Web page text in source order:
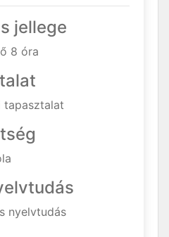
jellege
8 óra
tapasztalat
nyelvtudás